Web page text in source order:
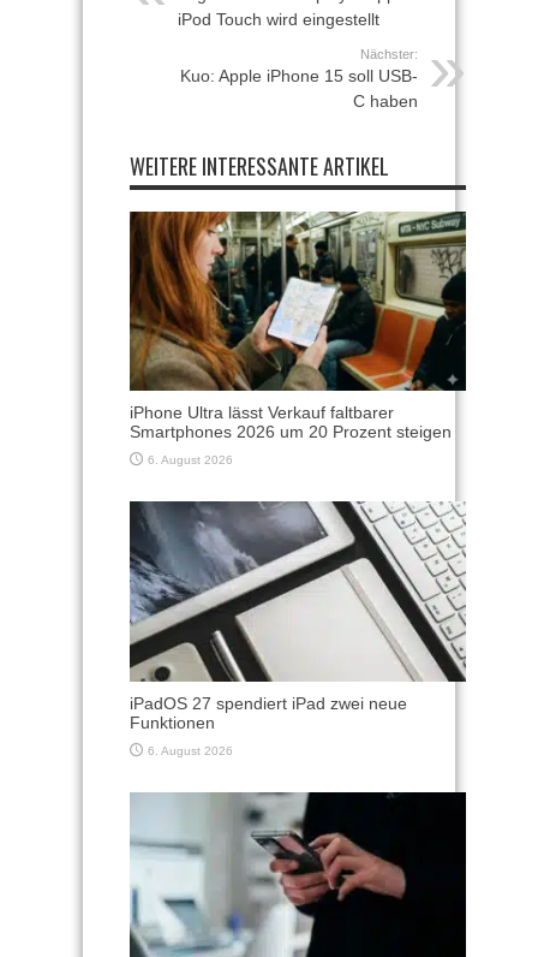
iPod Touch wird eingestellt
Nächster:
Kuo: Apple iPhone 15 soll USB-
C haben
WEITERE INTERESSANTE ARTIKEL
iPhone Ultra lässt Verkauf faltbarer
Smartphones 2026 um 20 Prozent steigen
6. August 2026
iPadOS 27 spendiert iPad zwei neue
Funktionen
6. August 2026